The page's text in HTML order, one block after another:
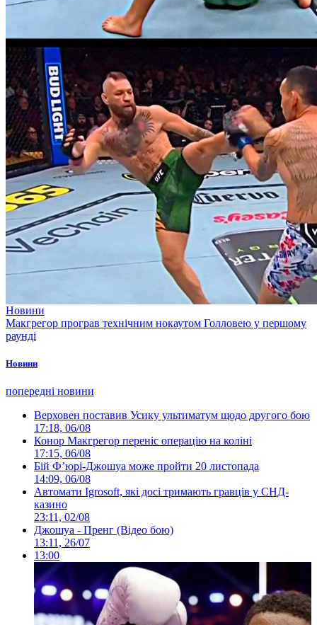
Новини
Макгрегор програв технічним нокаутом Голловею у першому
раунді
Новини
попередні новини
Верховен поставив Усику ультиматум щодо другого бою
17:18, 06/08
Конор Макгрегор переніс операцію на коліні
17:15, 06/08
Бій Ф’юрі-Джошуа може пройти 20 листопада
14:09, 06/08
Автомати Igrosoft, які досі тримають гравців у СНД-
казино
23:11, 02/08
Джошуа - Пренг (Відео бою)
13:11, 26/07
13:00